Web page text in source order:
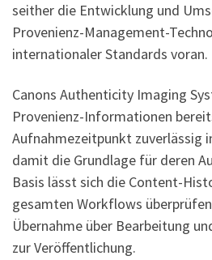
seither die Entwicklung und
Provenienz-Management-
internationaler Standards voran.
Canons Authenticity Imaging
Provenienz-Informationen
Aufnahmezeitpunkt zuverlässig
damit die Grundlage für deren
Basis lässt sich die Content-
gesamten Workflows
Übernahme über Bearbeitung
zur Veröffentlichung.